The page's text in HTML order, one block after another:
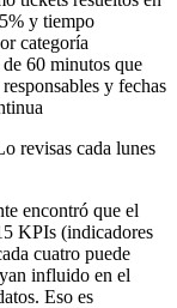
y tiempo
categoría
60 minutos que
y fechas
revisas cada lunes
encontró que el
KPIs (indicadores
cuatro puede
influido en el
Eso es